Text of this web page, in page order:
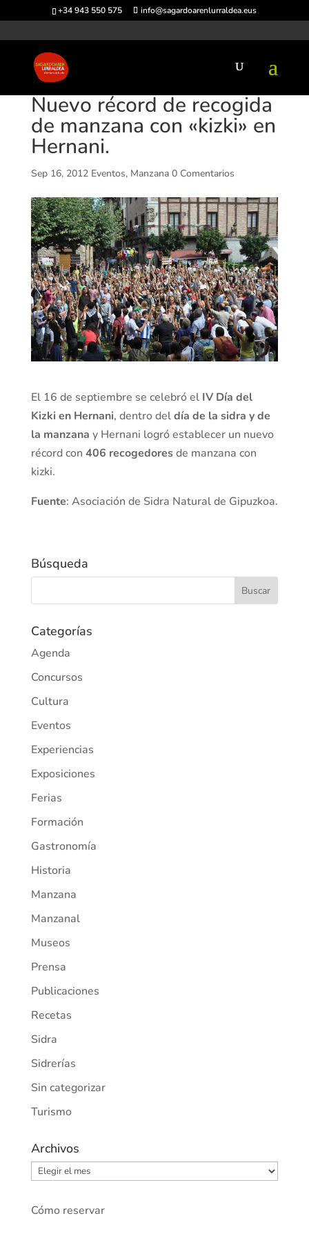
+34 943 550 575 info@sagardoarenlurraldea.eus
Nuevo récord de recogida
de manzana con «kizki» en
Hernani.
Sep 16, 2012 Eventos, Manzana 0 Comentarios
El 16 de septiembre se celebró el IV Día del
Kizki en Hernani, dentro deldía de la sidra y de
la manzana y Hernani logró establecer un nuevo
récord con 406 recogedoresde manzana con
kizki.
Fuente: Asociación de Sidra Natural de Gipuzkoa.
Búsqueda
Categorías
Agenda
Concursos
Cultura
Eventos
Experiencias
Exposiciones
Ferias
Formación
Gastronomía
Historia
Manzana
Manzanal
Museos
Prensa
Publicaciones
Recetas
Sidra
Sidrerías
Sin categorizar
Turismo
Archivos
Archivos
Cómo reservar